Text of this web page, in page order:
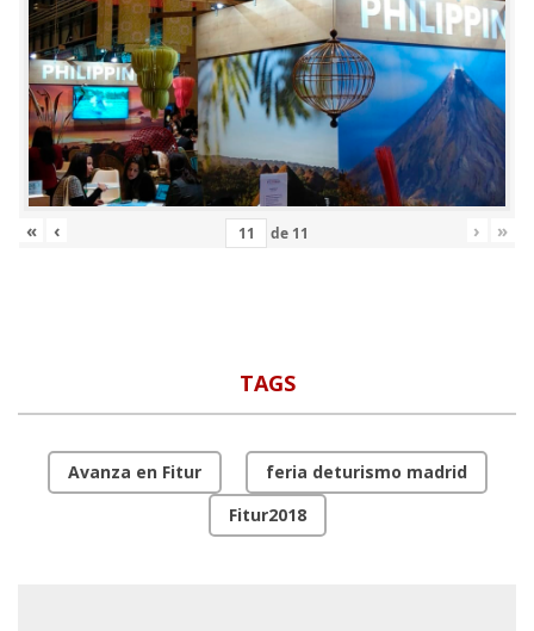
« ‹ de 11 › »
TAGS
Avanza en Fitur
feria deturismo madrid
Fitur2018